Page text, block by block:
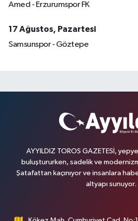
Amed - Erzurumspor FK
17 Ağustos, Pazartesi
Samsunspor - Göztepe
AYYILDIZ TOROS GAZETESİ,
buluştururken, sadelik ve
Şatafattan kaçınıyor ve insanlara
altyapı sunuyor.